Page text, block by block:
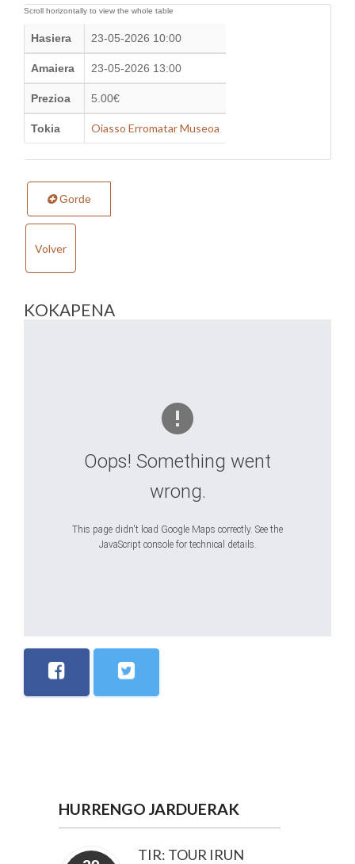
Hasiera 23-05-2026 10:00
Amaiera 23-05-2026 13:00
Prezioa 5.00€
Tokia Oiasso Erromatar Museoa
Gorde
Volver
KOKAPENA
Oops! Something went
wrong.
This page didn't load Google Maps correctly. See the
JavaScript console for technical details.
HURRENGO JARDUERAK
TIR: TOUR IRUN